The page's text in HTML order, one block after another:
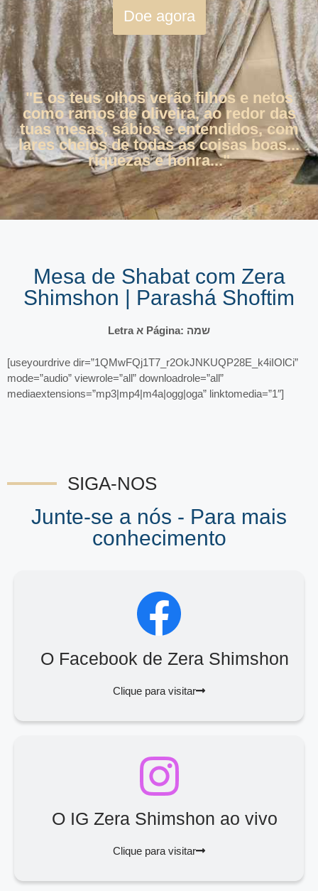
Doe agora
"E os teus olhos verão filhos e netos
como ramos de oliveira, ao redor das
tuas mesas, sábios e entendidos, com
lares cheios de todas as coisas boas...
riquezas e honra..."
Mesa de Shabat com Zera
Shimshon | Parashá Shoftim
Letra א Página: שמה
[useyourdrive dir=”1QMwFQj1T7_r2OkJNKUQP28E_k4iIOlCi”
mode=”audio” viewrole=”all” downloadrole=”all”
mediaextensions=”mp3|mp4|m4a|ogg|oga” linktomedia=”1″]
SIGA-NOS
Junte-se a nós - Para mais
conhecimento
O Facebook de Zera Shimshon
Clique para visitar
O IG Zera Shimshon ao vivo
Clique para visitar